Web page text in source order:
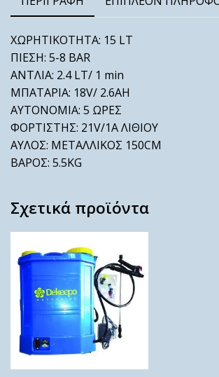
XΩΡΗΤΙΚΟΤΗΤΑ: 15 LT
ΠΙΕΣΗ: 5-8 BAR
AΝΤΛΙΑ: 2.4 LT/ 1 min
ΜΠΑΤΑΡΙΑ: 18V/ 2.6AH
AYTOΝΟΜΙΑ: 5 ΩΡΕΣ
ΦΟΡΤΙΣΤΗΣ: 21V/1A ΛΙΘΙΟΥ
AΥΛΟΣ: ΜΕΤΑΛΛΙΚΟΣ 150CM
ΒΑΡΟΣ: 5.5KG
Σχετικά προϊόντα